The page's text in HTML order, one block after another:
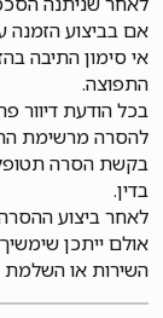
אם בביצוע
אי סימון התיבה
התפוצה.
בכל הודעת דיוור
להסרה מרשימת
בקשת הסרה
בדין.
לאחר ביצוע
אולם ייתכן
השירות או השלמת